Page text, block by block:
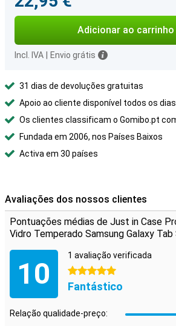
Adicionar ao carrinho
Incl. IVA Envio grátis
31 dias de devoluções gratuitas
Apoio ao cliente disponível todos os dias
Os clientes classificam o Gomibo.pt
Fundada em 2006, nos Países Baixos
Activa em 30 países
Avaliações dos nossos clientes
Pontuações médias de Just in Case
Vidro Temperado Samsung Galaxy Tab
10
1 avaliação verificada
5 estrelas
Fantástico
Relação qualidade-preço: